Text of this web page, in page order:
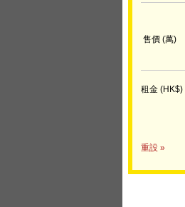
售價 (萬)
租金 (HK$)
重設 »